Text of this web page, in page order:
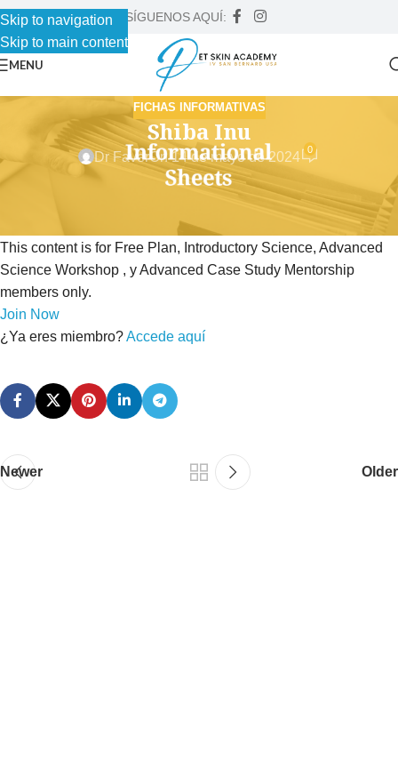
Skip to navigation
Skip to main content
SÍGUENOS AQUÍ:
MENU
FICHAS INFORMATIVAS
Shiba Inu
Dr FaverOn 14 de mayo de 2024
0
This content is for Free Plan, Introductory Science, Advanced
Science Workshop , y Advanced Case Study Mentorship
members only.
Join Now
¿Ya eres miembro?Accede aquí
Newer Older